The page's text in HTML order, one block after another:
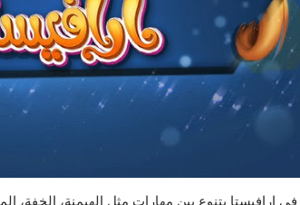
ارافيستا يتنوع بين مهارات مثل الهيمنة، الخفة،